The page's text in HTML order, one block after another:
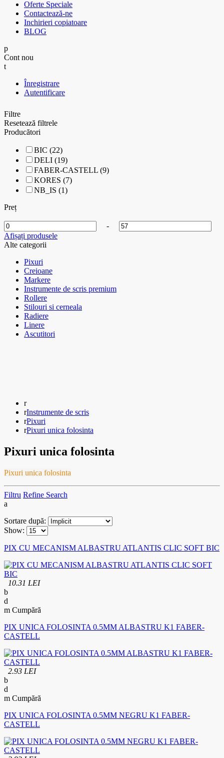
Oferte Speciale
Contactează-ne
Inchirieri copiatoare
BLOG
Cont nou
Înregistrare
Autentificare
Filtre
Resetează filtrele
Producători
BIC (22)
DELI (19)
FABER-CASTELL (9)
KORES (7)
NB_IS (1)
Preț
-
Afișați produsele
Alte categorii
Pixuri
Creioane
Markere
Instrumente de scris premium
Rollere
Stilouri si cerneala
Radiere
Linere
Ascutitori
Instrumente de scris
Pixuri
Pixuri unica folosinta
Pixuri unica folosinta
Pixuri unica folosinta
Filtru Refine Search
Sortare după:
Show:
PIX CU MECANISM ALBASTRU ATLANTIS CLIC SOFT BIC
10.31 LEI
Cumpără
PIX UNICA FOLOSINTA 0.5MM ALBASTRU K1 FABER-
CASTELL
2.93 LEI
Cumpără
PIX UNICA FOLOSINTA 0.5MM NEGRU K1 FABER-
CASTELL